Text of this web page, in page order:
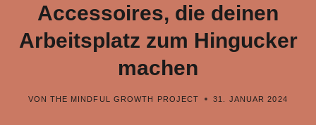
Accessoires, die deinen
Arbeitsplatz zum Hingucker
machen
VON THE MINDFUL GROWTH PROJECT 31. JANUAR 2024